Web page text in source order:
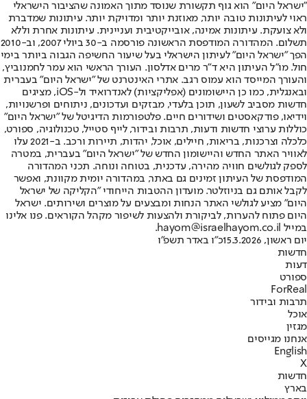
"ישראל היום" הוא גוף תקשורת שנוסד מתוך האמונה שהציבור הישראלי
ראוי לעיתונות טובה יותר, מאוזנת יותר ומדויקת יותר. עיתונות שמדברת
ולא צועקת. עיתונות אמינה, אובייקטיבית ועניינית. עיתונות אחרת וללא
תשלום. המהדורה המודפסת הראשונה פורסמה ב-30 ביולי 2007, וב-2010
הפך "ישראל היום" לעיתון הישראלי בעל שיעור החשיפה הגבוה ביותר בימי
חול. מו"ל העיתון היא ד"ר מרים אדלסון. העורך הראשי הוא עמר לחמנוביץ,
והעורך המייסד הוא עמוס רגב. אתרי האינטרנט של "ישראל היום" בעברית
ובאנגלית, כמו כן היישומונים (אפליקציות) לאנדרואיד ול-iOS, מציגים
חדשות מסביב לשעון, תוכן בלעדי, מבזקים ועדכונים, ניתוחים ופרשנויות,
וידיאו, פודקאסטים ושידורים חיים. פלטפורמות הדיגיטל של "ישראל היום"
כוללות ערוצי חדשות ודעות, תרבות ובידור, לייף סטייל, טכנולוגיה, ספורט,
כלכלה וצרכנות, בריאות, חיילים, אוכל, יהדות, תיירות ורכב. ב-2021 עלו
לאוויר האתר החדש והיישומון החדש של "ישראל היום" בעברית, במטרה
לספק לגולשים חוויה מהירה, עדכנית, בטוחה ונוחה. תכני המהדורה
המודפסת של העיתון זמינים גם באתר, במהדורה יומית מקוונת, ואפשר
לקבל אותם גם בניוזלטר. מועדון ההטבות הייחודי "הקליקה של ישראל
היום" מציע לגולשי האתר הנחות ומבצעים על מוצרים ושירותים. ישראל
היום פתוח להערות, לביקורת ולהצעות לשיפור מקהל הקוראים. פנו אלינו
במייל hayom@israelhayom.co.il.
יום ראשון, 15.3.2026
כ"ו באדר תשפ"ו
חדשות
דעות
ספורט
ForReal
תרבות ובידור
אוכל
מגזין
אנחנו מגייסים
English
X
חדשות
בארץ